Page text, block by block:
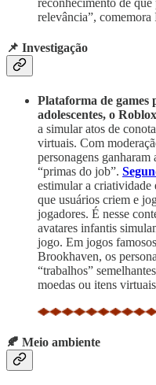
reconhecimento de que
relevância”, comemora
📌 Investigação
Plataforma de games
adolescentes, o
a simular atos de
virtuais. Com
personagens
“primas do job”.
estimular a
que usuários criem e
jogadores. É nesse
avatares infantis
jogo. Em jogos
Brookhaven, os
“trabalhos”
moedas ou itens
🍂 Meio ambiente